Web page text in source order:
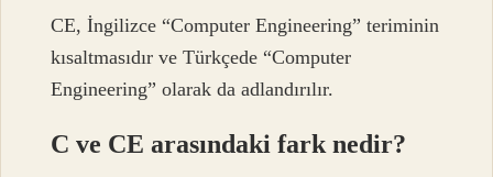
CE, İngilizce “Computer Engineering” teriminin
kısaltmasıdır ve Türkçede “Computer
Engineering” olarak da adlandırılır.
C ve CE arasındaki fark nedir?